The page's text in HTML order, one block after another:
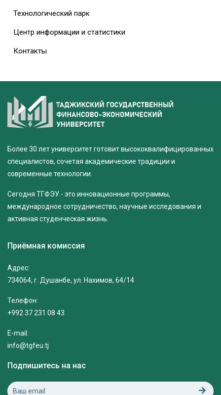
Технологический парк
Центр информации и статистики
Контакты
Более 30 лет университет готовит высококвалифицированных
специалистов, сочетая академические традиции и
современные технологии.
Сегодня ТГФЭУ - это инновационные программы,
международное сотрудничество, научные исследования и
активная студенческая жизнь.
Приёмная комиссия
Адрес:
734064, г. Душанбе, ул. Нахимов, 64/14
Телефон:
+992 37 231 08 43
E-mail:
info@tgfeu.tj
Подпишитесь на нас